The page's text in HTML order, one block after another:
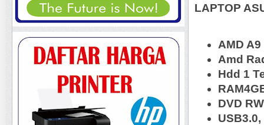
LAPTOP
AMD
Amd
Hdd 1
DVD
USB3.0,